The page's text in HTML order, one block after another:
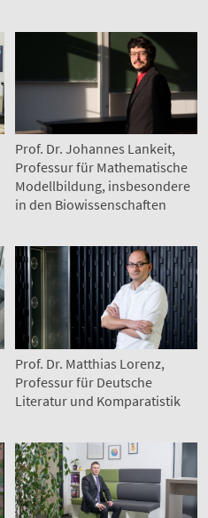
Prof. Dr. Johannes Lankeit,
Professur für Mathematische
Modellbildung, insbesondere
in den Biowissenschaften
Prof. Dr. Matthias Lorenz,
Professur für Deutsche
Literatur und Komparatistik